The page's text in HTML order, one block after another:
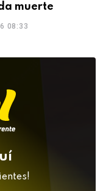
muerte
08:33